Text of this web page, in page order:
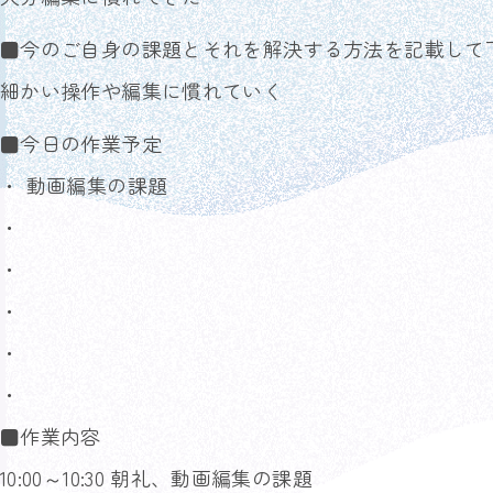
■今のご自身の課題とそれを解決する方法を記載して
細かい操作や編集に慣れていく
■今日の作業予定
・ 動画編集の課題
・
・
・
・
・
■作業内容
10:00～10:30 朝礼、動画編集の課題